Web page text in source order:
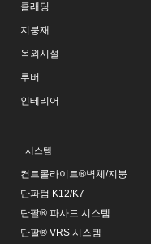
클래딩
지붕재
옥외시설
루버
인테리어
시스템
컨트롤라이트®벽체/지붕
단파텀 K12/K7
단팔® 파사드 시스템
단팔® VRS 시스템